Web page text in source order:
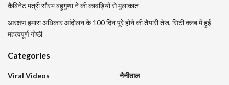
कैबिनेट मंत्री सौरभ बहुगुणा ने की कावड़ियों से मुलाकात
आरक्षण हमारा अधिकार आंदोलन के 100 दिन पूरे होने की तैयारी तेज, सिटी क्लब में हुई
महत्वपूर्ण गोष्ठी
Categories
Viral Videos
नैनीताल